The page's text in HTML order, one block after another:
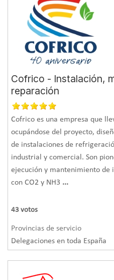
Cofrico - Instalación,
reparación
Cofrico es una empresa que
ocupándose del proyecto,
de instalaciones de
industrial y comercial. Son
ejecución y mantenimiento de
con CO2 y NH3 ...
43 votos
Provincias de servicio
Delegaciones en toda España